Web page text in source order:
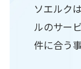
ソエルク
ルのサー
件に合う